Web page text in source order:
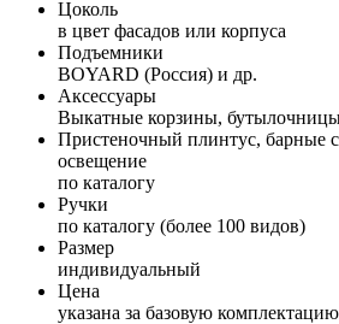
Цоколь
в цвет фасадов или корпуса
Подъемники
BOYARD (Россия) и др.
Аксессуары
Выкатные корзины,
Пристеночный плинтус, барные
освещение
по каталогу
Ручки
по каталогу (более 100 видов)
Размер
индивидуальный
Цена
указана за базовую комплектацию